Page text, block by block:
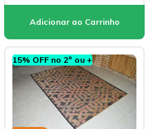
15% OFF no 2º ou +